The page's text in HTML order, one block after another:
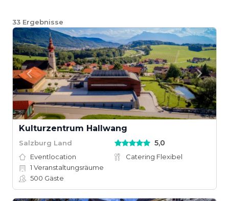
33 Ergebnisse
Kulturzentrum Hallwang
Salzburg Land 5,0
Eventlocation
Catering Flexibel
1 Veranstaltungsräume
500 Gäste